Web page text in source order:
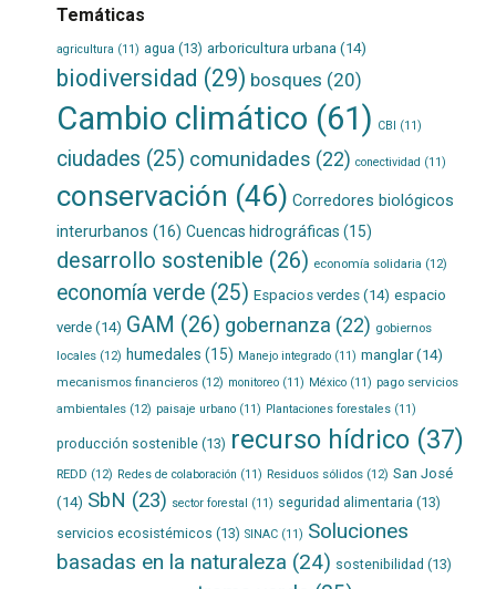
Temáticas
agricultura (11) agua (13) arboricultura urbana(14)
biodiversidad (29) bosques (20)
Cambio climático (61) CBI (11)
ciudades (25) comunidades (22) conectividad (11)
conservación (46) Corredores biológicos
interurbanos (16) Cuencas hidrográficas (15)
desarrollo sostenible (26) economía solidaria (12)
economía verde(25) Espacios verdes(14) espacio
verde(14) GAM (26) gobernanza (22) gobiernos
locales(12) humedales (15) Manejo integrado(11) manglar(14)
mecanismos financieros(12) monitoreo(11) México(11) pago servicios
ambientales(12) paisaje urbano(11) Plantaciones forestales(11)
producción sostenible(13) recurso hídrico(37)
REDD (12) Redes de colaboración (11) Residuos sólidos(12) San José
(14) SbN (23) sector forestal (11) seguridad alimentaria (13)
servicios ecosistémicos (13) SINAC(11) Soluciones
basadas en la naturaleza (24) sostenibilidad (13)